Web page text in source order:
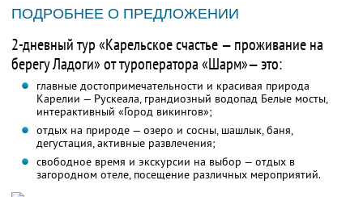
ПОДРОБНЕЕ О ПРЕДЛОЖЕНИИ
2-дневный тур «Карельское счастье — проживание на
берегу Ладоги» от туроператора «Шарм»— это:
главные достопримечательности и красивая природа
Карелии — Рускеала, грандиозный водопад Белые мосты,
интерактивный «Город викингов»;
отдых на природе — озеро и сосны, шашлык, баня,
дегустация, активные развлечения;
свободное время и экскурсии на выбор — отдых в
загородном отеле, посещение различных мероприятий.